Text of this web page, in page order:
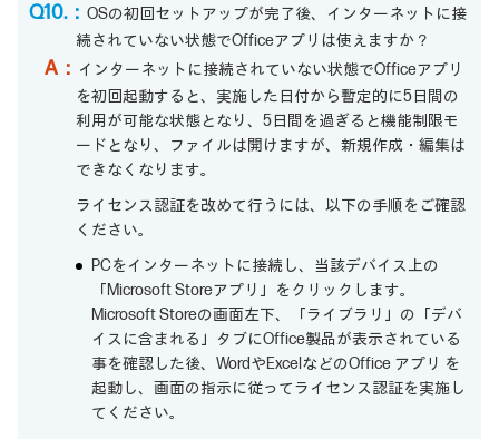
Q10.： OSの初回セットアップが完了後、インターネットに接
続されていない状態でOfficeアプリは使えますか？
A： インターネットに接続されていない状態でOfficeアプリ
を初回起動すると、実施した日付から暫定的に5日間の
利用が可能な状態となり、5日間を過ぎると機能制限モ
ードとなり、ファイルは開けますが、新規作成・編集は
できなくなります。
ライセンス認証を改めて行うには、以下の手順をご確認
ください。
PCをインターネットに接続し、当該デバイス上の
「Microsoft Storeアプリ」をクリックします。
Microsoft Storeの画面左下、「ライブラリ」の「デバ
イスに含まれる」タブにOffice製品が表示されている
事を確認した後、WordやExcelなどのOffice アプリ を
起動し、画面の指示に従ってライセンス認証を実施し
てください。